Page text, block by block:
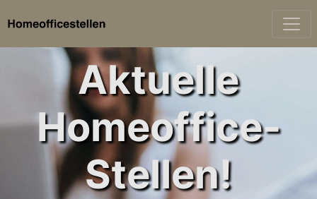
Aktuelle
Homeoffice-
Stellen!